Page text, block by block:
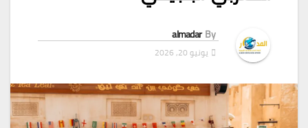
By
almadar
يونيو 20, 2026